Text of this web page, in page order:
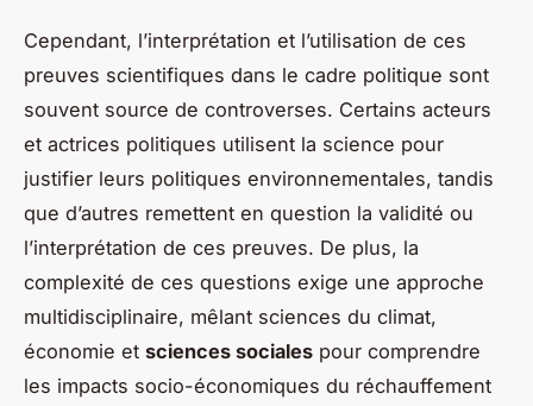
Cependant, l’interprétation et l’utilisation de ces
preuves scientifiques dans le cadre politique sont
souvent source de controverses. Certains acteurs
et actrices politiques utilisent la science pour
justifier leurs politiques environnementales, tandis
que d’autres remettent en question la validité ou
l’interprétation de ces preuves. De plus, la
complexité de ces questions exige une approche
multidisciplinaire, mêlant sciences du climat,
économie et sciences sociales pour comprendre
les impacts socio-économiques du réchauffement